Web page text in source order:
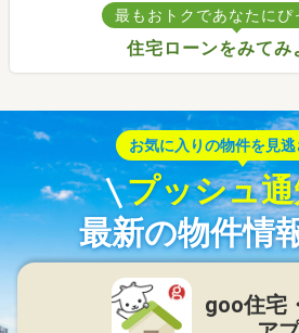
最もおトクであなたにぴ
住宅ローンをみてみ
お気に入りの物件を見逃
プッシュ
最新の物件情
goo住宅